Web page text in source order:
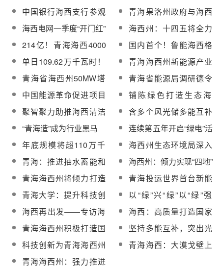
中国银行海西支行参观
中广核德令哈50兆瓦光
热示范电站
青海果洛州政府与海西
州政府就“2GW集中式光
伏电站+1GW储能”新能
源飞地项目签约
海西电网一季度“开门红”
海西州：十四五将全力
打造国家清洁能源产业
高地
214亿！青海海西4000
兆瓦风光储氢一体化项
目协议签署完成
国内首个！鲁能海西格
尔木50MW塔式光热电
站顺利完成涉网联合试
验
单日109.62万千瓦时！
青海省海西州50MW塔
式光热电站再创单日发
电新记录
青海海西州新能源产业
尽揽“风光”
青海省海西州50MW塔
式光热电站亮相央视大
型直播特别节目
青海省能源局调研德令
哈2000MW光储热一体
化暨海西州调峰中心基
地项目
中国能源革命促进项目
组及世界银行高级能源
专家调研海西州调峰中
心基地项目
铺陈绿色打造生态海
西！海西州“十三五”时期
发展纪实
聚智聚力助推海西清洁
能源产业发展
含多个风光储多能互补
项目！青海海西州青洽
会签约金额超140亿！
“青海造”成为行业黑马
连续第五年开启“绿电”活
动——青海探路零碳电
力系统
年底规模将超110万千
瓦时，青海储能迈入“蓝
海”
海西州生态环境局深入
推动生态环保服务高质
量发展
青海：推进抽水蓄能和
光热、电化学储能等新
型储能项目建设，打造
储能先行示范区
海西州：倾力实现“四地”
建设宏伟蓝图
青海海西州将倾力打造
国家清洁能源产业高地
青海投运世界首台新能
源分布式调相机，助力
新能源大规模安全有序
开发利用
青海大学：提升科技创
新能力，服务经济社会
发展
以“绿”兴“绿”以“绿”强
“绿”，青海高质量打造国
家清洁能源产业高地
海西再出发——专访海
西蒙古族藏族自治州委
书记王定邦
海西：高质量打造国家
清洁能源产业高地
青海海西州积极打造国
家清洁能源产业高地
坚持多能互补，突出光
热应用！青海海西州
《新能源项目入库排序
科技创新为青海海西州
重点产业别开新径
青海海西：大漠戈壁上
青海海西州：强力推进